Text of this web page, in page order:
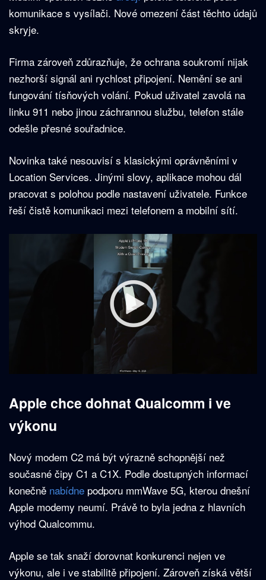
komunikace s vysílači. Nové omezení část těchto údajů
skryje.
Firma zároveň zdůrazňuje, že ochrana soukromí nijak
nezhorší signál ani rychlost připojení. Nemění se ani
fungování tísňových volání. Pokud uživatel zavolá na
linku 911 nebo jinou záchrannou službu, telefon stále
odešle přesné souřadnice.
Novinka také nesouvisí s klasickými oprávněními v
Location Services. Jinými slovy, aplikace mohou dál
pracovat s polohou podle nastavení uživatele. Funkce
řeší čistě komunikaci mezi telefonem a mobilní sítí.
Apple chce dohnat Qualcomm i ve
výkonu
Nový modem C2 má být výrazně schopnější než
současné čipy C1 a C1X. Podle dostupných informací
konečně nabídne podporu mmWave 5G, kterou dnešní
Apple modemy neumí. Právě to byla jedna z hlavních
výhod Qualcommu.
Apple se tak snaží dorovnat konkurenci nejen ve
výkonu, ale i ve stabilitě připojení. Zároveň získá větší